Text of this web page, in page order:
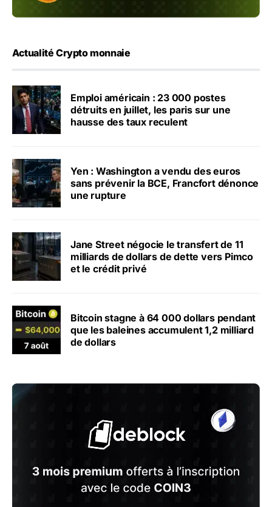
Actualité Crypto monnaie
Emploi américain : 23 000 postes
détruits en juillet, les paris sur une
hausse des taux reculent
Yen : Washington a vendu des euros
sans prévenir la BCE, Francfort dénonce
une rupture
Jane Street négocie le transfert de 11
milliards de dollars de dette vers Pimco
et le crédit privé
Bitcoin stagne à 64 000 dollars pendant
que les baleines accumulent 1,2 milliard
de dollars